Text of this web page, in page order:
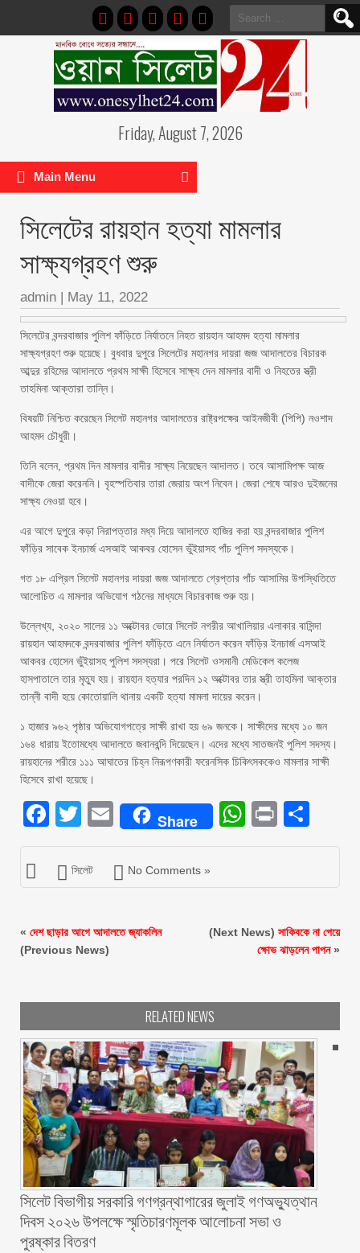
Search
for:
Friday, August 7, 2026
Main Menu
সিলেটের রায়হান হত্যা মামলার
সাক্ষ্যগ্রহণ শুরু
admin | May 11, 2022
সিলেটের বন্দরবাজার পুলিশ ফাঁড়িতে নির্যাতনে নিহত রায়হান আহমদ হত্যা মামলার
সাক্ষ্যগ্রহণ শুরু হয়েছে। বুধবার দুপুরে সিলেটের মহানগর দায়রা জজ আদালতের বিচারক
আব্দুর রহিমের আদালতে প্রথম সাক্ষী হিসেবে সাক্ষ্য দেন মামলার বাদী ও নিহতের স্ত্রী
তাহমিনা আক্তারা তান্নি।
বিষয়টি নিশ্চিত করেছেন সিলেট মহানগর আদালতের রাষ্ট্রপক্ষের আইনজীবী (পিপি) নওশাদ
আহমদ চৌধুরী।
তিনি বলেন, প্রথম দিন মামলার বাদীর সাক্ষ্য নিয়েছেন আদালত। তবে আসামিপক্ষ আজ
বাদীকে জেরা করেননি। বৃহস্পতিবার তারা জেরায় অংশ নিবেন। জেরা শেষে আরও দুইজনের
সাক্ষ্য নেওয়া হবে।
এর আগে দুপুরে কড়া নিরাপত্তার মধ্য দিয়ে আদালতে হাজির করা হয় বন্দরবাজার পুলিশ
ফাঁড়ির সাবেক ইনচার্জ এসআই আকবর হোসেন ভুঁইয়াসহ পাঁচ পুলিশ সদস্যকে।
গত ১৮ এপ্রিল সিলেট মহানগর দায়রা জজ আদালতে গ্রেপ্তার পাঁচ আসামির উপস্থিতিতে
আলোচিত এ মামলার অভিযোগ গঠনের মাধ্যমে বিচারকাজ শুরু হয়।
উল্লেখ্য, ২০২০ সালের ১১ অক্টোবর ভোরে সিলেট নগরীর আখালিয়ার এলাকার বাসিন্দা
রায়হান আহমদকে বন্দরবাজার পুলিশ ফাঁড়িতে এনে নির্যাতন করেন ফাঁড়ির ইনচার্জ এসআই
আকবর হোসেন ভুঁইয়াসহ পুলিশ সদস্যরা। পরে সিলেট ওসমানী মেডিকেল কলেজ
হাসপাতালে তার মৃত্যু হয়। রায়হান হত্যার পরদিন ১২ অক্টোবর তার স্ত্রী তাহমিনা আক্তার
তান্নী বাদী হয়ে কোতোয়ালি থানায় একটি হত্যা মামলা দায়ের করেন।
১ হাজার ৯৬২ পৃষ্ঠার অভিযোগপত্রে সাক্ষী রাখা হয় ৬৯ জনকে। সাক্ষীদের মধ্যে ১০ জন
১৬৪ ধারায় ইতোমধ্যে আদালতে জবানবন্দি দিয়েছেন। এদের মধ্যে সাতজনই পুলিশ সদস্য।
রায়হানের শরীরে ১১১ আঘাতের চিহ্ন নিরূপণকারী ফরেনসিক চিকিৎসককেও মামলার সাক্ষী
হিসেবে রাখা হয়েছে।
Facebook
Twitter
EmailShare Print
সিলেট No Comments »
« দেশ ছাড়ার আগে আদালতে জ্যাকলিন
(Previous News)
(Next News) সাকিবকে না পেয়ে
ক্ষোভ ঝাড়লেন পাপন»
RELATED NEWS
সিলেট বিভাগীয় সরকারি গণগ্রন্থাগারের জুলাই গণঅভ্যুত্থান
দিবস ২০২৬ উপলক্ষে স্মৃতিচারণমূলক আলোচনা সভা ও
পুরষ্কার বিতরণ ‎ ‎